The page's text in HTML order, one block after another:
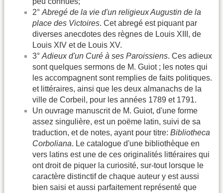
2° Abregé de la vie d'un religieux Augustin de la
place des Victoires. Cet abregé est piquant par
diverses anecdotes des règnes de Louis XIII, de
Louis XIV et de Louis XV.
3° Adieux d'un Curé à ses Paroissiens. Ces adieux
sont quelques sermons de M. Guiot ; les notes qui
les accompagnent sont remplies de faits politiques.
et littéraires, ainsi que les deux almanachs de la
ville de Corbeil, pour les années 1789 et 1791.
Un ouvrage manuscrit de M. Guiot, d'une forme
assez singulière, est un poëme latin, suivi de sa
traduction, et de notes, ayant pour titre: Bibliotheca
Corboliana. Le catalogue d'une bibliothèque en
vers latins est une de ces originalités littéraires qui
ont droit de piquer la curiosité, sur-tout lorsque le
caractère distinctif de chaque auteur y est aussi
bien saisi et aussi parfaitement représenté que